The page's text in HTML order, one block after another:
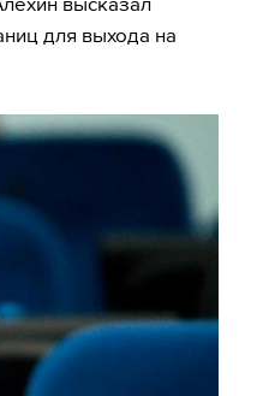
для выхода на